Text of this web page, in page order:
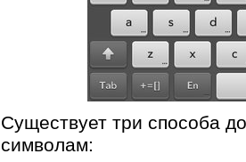
Существует три способа
символам: